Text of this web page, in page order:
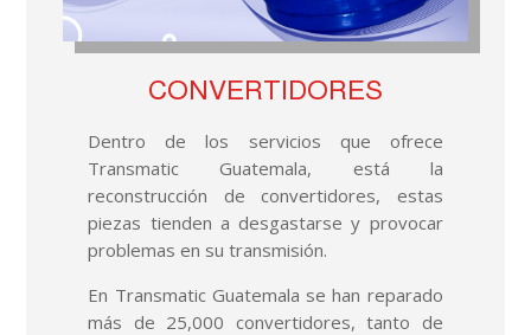
CONVERTIDORES
Dentro de los servicios que ofrece
Transmatic Guatemala, está la
reconstrucción de convertidores, estas
piezas tienden a desgastarse y provocar
problemas en su transmisión.
En Transmatic Guatemala se han reparado
más de 25,000 convertidores, tanto de